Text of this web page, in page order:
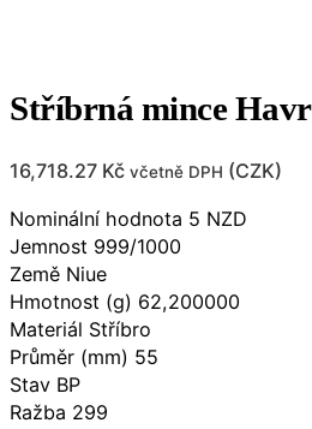
Stříbrná mince
16,718.27 Kč včetně DPH (CZK)
Nominální hodnota 5 NZD
Jemnost 999/1000
Země Niue
Hmotnost (g) 62,200000
Materiál Stříbro
Průměr (mm) 55
Stav BP
Ražba 299